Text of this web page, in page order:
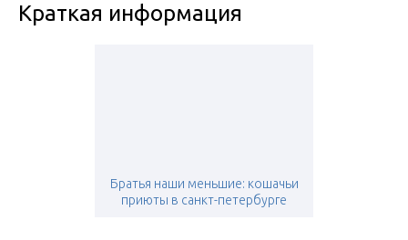
Краткая информация
Братья наши меньшие: кошачьи
приюты в санкт-петербурге